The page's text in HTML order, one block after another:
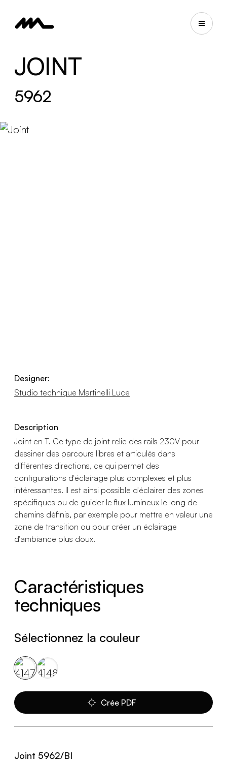
JOINT
5962
Designer:
Studio technique Martinelli Luce
Description
Joint en T. Ce type de joint relie des rails 230V pour
dessiner des parcours libres et articulés dans
différentes directions, ce qui permet des
configurations d'éclairage plus complexes et plus
intéressantes. Il est ainsi possible d'éclairer des zones
spécifiques ou de guider le flux lumineux le long de
chemins définis, par exemple pour mettre en valeur une
zone de transition ou pour créer un éclairage
d'ambiance plus doux.
Caractéristiques
techniques
Sélectionnez la couleur
Crée PDF
Joint 5962/BI